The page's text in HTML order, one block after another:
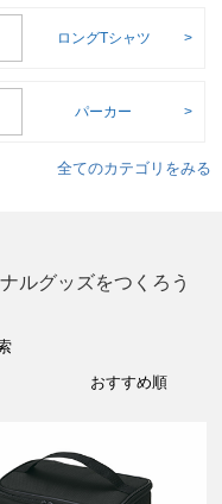
ロングTシャツ
パーカー
全てのカテゴリをみる
ルグッズをつくろう